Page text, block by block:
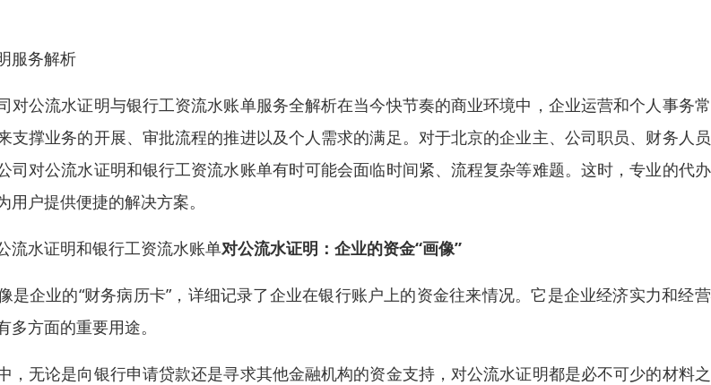
服务解析
对公流水证明与银行工资流水账单服务全解析在当今快节奏的商业环境中，企业运营和个人事务
支撑业务的开展、审批流程的推进以及个人需求的满足。对于北京的企业主、公司职员、财务人
司对公流水证明和银行工资流水账单有时可能会面临时间紧、流程复杂等难题。这时，专业的代
用户提供便捷的解决方案。
流水证明和银行工资流水账单对公流水证明：企业的资金“画像”
是企业的“财务病历卡”，详细记录了企业在银行账户上的资金往来情况。它是企业经济实力和经
多方面的重要用途。
，无论是向银行申请贷款还是寻求其他金融机构的资金支持，对公流水证明都是必不可少的材料